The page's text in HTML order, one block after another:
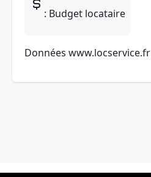
: Budget locataire
Données www.locservice.fr